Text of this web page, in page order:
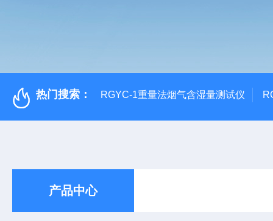
热门搜索： RGYC-1重量法烟气含湿量测试仪
产品中心